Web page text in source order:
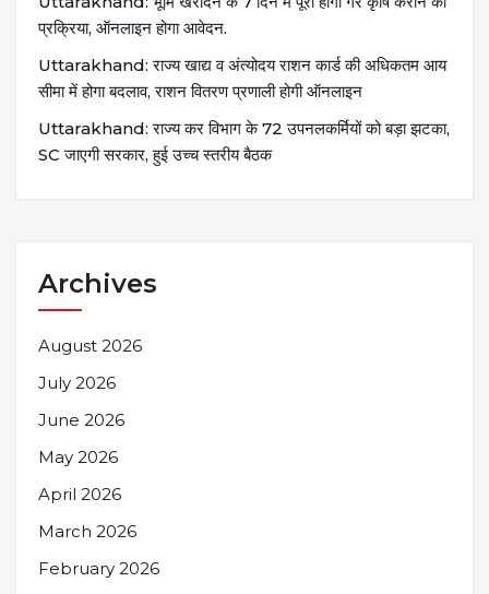
प्रक्रिया, ऑनलाइन होगा आवेदन.
Uttarakhand: राज्य खाद्य व अंत्योदय राशन कार्ड की अधिकतम आय
सीमा में होगा बदलाव, राशन वितरण प्रणाली होगी ऑनलाइन
Uttarakhand: राज्य कर विभाग के 72 उपनलकर्मियों को बड़ा झटका,
SC जाएगी सरकार, हुई उच्च स्तरीय बैठक
Archives
August 2026
July 2026
June 2026
May 2026
April 2026
March 2026
February 2026